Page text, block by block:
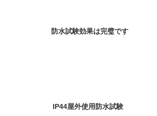
防水試験効果は完璧です
IP44屋外使用防水試験